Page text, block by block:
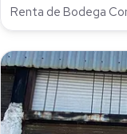
Renta de Bodega